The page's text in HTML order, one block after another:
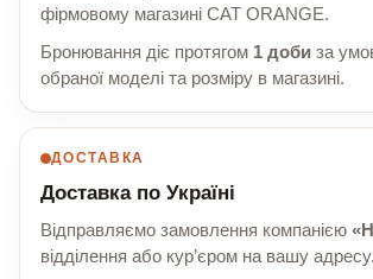
фірмовому магазині CAT ORANGE.
Бронювання діє протягом 1 доби за
обраної моделі та розміру в магазині.
ДОСТАВКА
Доставка по Україні
Відправляємо замовлення компанією
відділення або кур’єром на вашу адресу.